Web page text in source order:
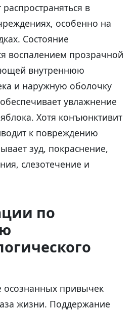
в
особенно на
Состояние
воспалением прозрачной
внутреннюю
и наружную оболочку
увлажнение
Хотя конъюнктивит
к повреждению
зуд, покраснение,
слезотечение и
по
привычек
жизни. Поддержание